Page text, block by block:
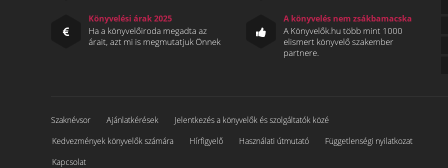
Könyvelési árak 2025
Ha a könyvelőiroda megadta az
árait, azt mi is megmutatjuk Önnek
A könyvelés nem zsákbamacska
A Könyvelők.hu több mint 1000
elismert könyvelő szakember
partnere.
Szaknévsor Ajánlatkérések
Jelentkezés a könyvelők és szolgáltatók közé
Kedvezmények könyvelők számára
Hírfigyelő Használati útmutató
Függetlenségi nyilatkozat
Kapcsolat